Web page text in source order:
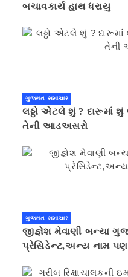
બચાવકાર્ય હાથ ધરાયુ
ગુજરાત સમાચાર
લઠ્ઠો એટલે શું ? દારૂમાં શું
તેની આડઅસરો
ગુજરાત સમાચાર
જીજ્ઞેશ મેવાણી બન્યા
પ્રેસિડેન્ટ,અન્ય નામ પણ